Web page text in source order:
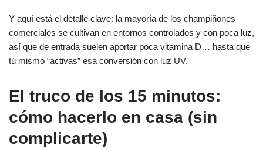
Y aquí está el detalle clave: la mayoría de los champiñones
comerciales se cultivan en entornos controlados y con poca luz,
así que de entrada suelen aportar poca vitamina D… hasta que
tú mismo “activas” esa conversión con luz UV.
El truco de los 15 minutos:
cómo hacerlo en casa (sin
complicarte)